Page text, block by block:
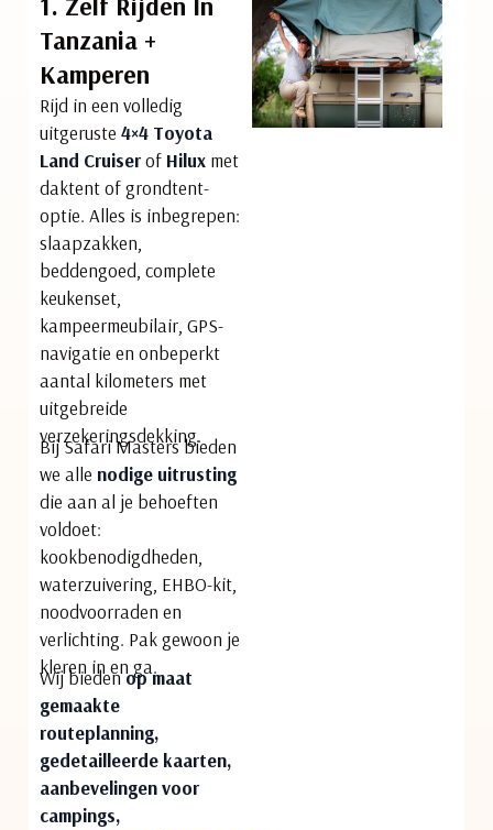
Tanzania +
Kamperen
Rijd in een volledig
uitgeruste 4×4 Toyota
Land Cruiserof Hiluxmet
daktent of grondtent-
optie. Alles is inbegrepen:
slaapzakken,
beddengoed, complete
keukenset,
kampeermeubilair, GPS-
navigatie en onbeperkt
aantal kilometers met
uitgebreide
verzekeringsdekking.
Bij Safari Masters bieden
we alle nodige uitrusting
die aan al je behoeften
voldoet:
kookbenodigdheden,
waterzuivering, EHBO-kit,
noodvoorraden en
verlichting. Pak gewoon je
kleren in en ga.
Wij biedenop maat
gemaakte
routeplanning,
gedetailleerde kaarten,
aanbevelingen voor
campings,